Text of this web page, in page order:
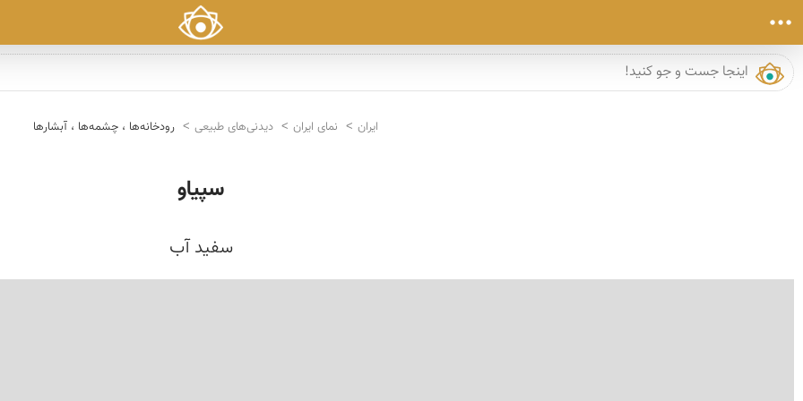
ایران نمای ایران دیدنی‌های طبیعی رودخانه‌ها ، چشمه‌ها ، آبشارها
سپیاو
سفید آب